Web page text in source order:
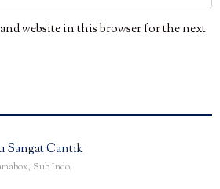
and website in this browser for the next
Sangat Cantik
, Sub Indo,